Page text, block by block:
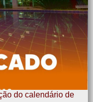
do calendário de